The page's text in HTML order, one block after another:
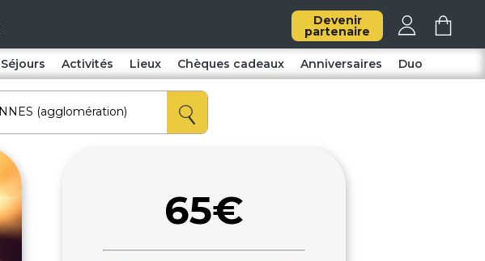
Devenir
partenaire
Séjours Activités Lieux Chèques cadeaux Anniversaires Duo
65€